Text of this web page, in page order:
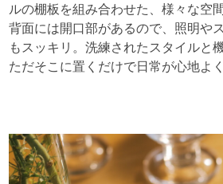
ルの棚板を組み合わせた、様々な空
背面には開口部があるので、照明や
もスッキリ。洗練されたスタイルと
ただそこに置くだけで日常が心地よ